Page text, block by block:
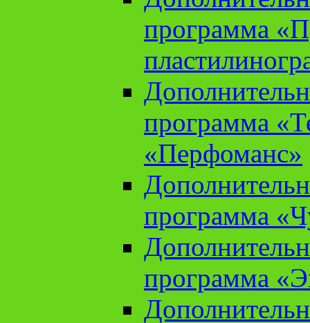
программа
программа
«Перфоманс»
программа
программа